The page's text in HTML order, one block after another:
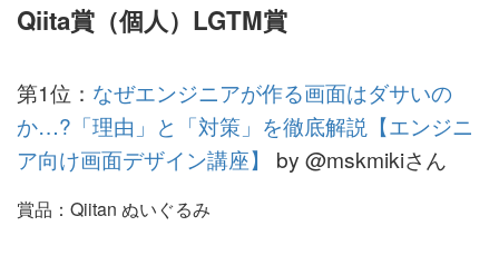
Qiita賞（個人）LGTM賞
第1位： なぜエンジニアが作る画面はダサいの
か…?「理由」と「対策」を徹底解説【エンジニ
ア向け画面デザイン講座】
by @mskmikiさん
賞品：Qiitan ぬいぐるみ